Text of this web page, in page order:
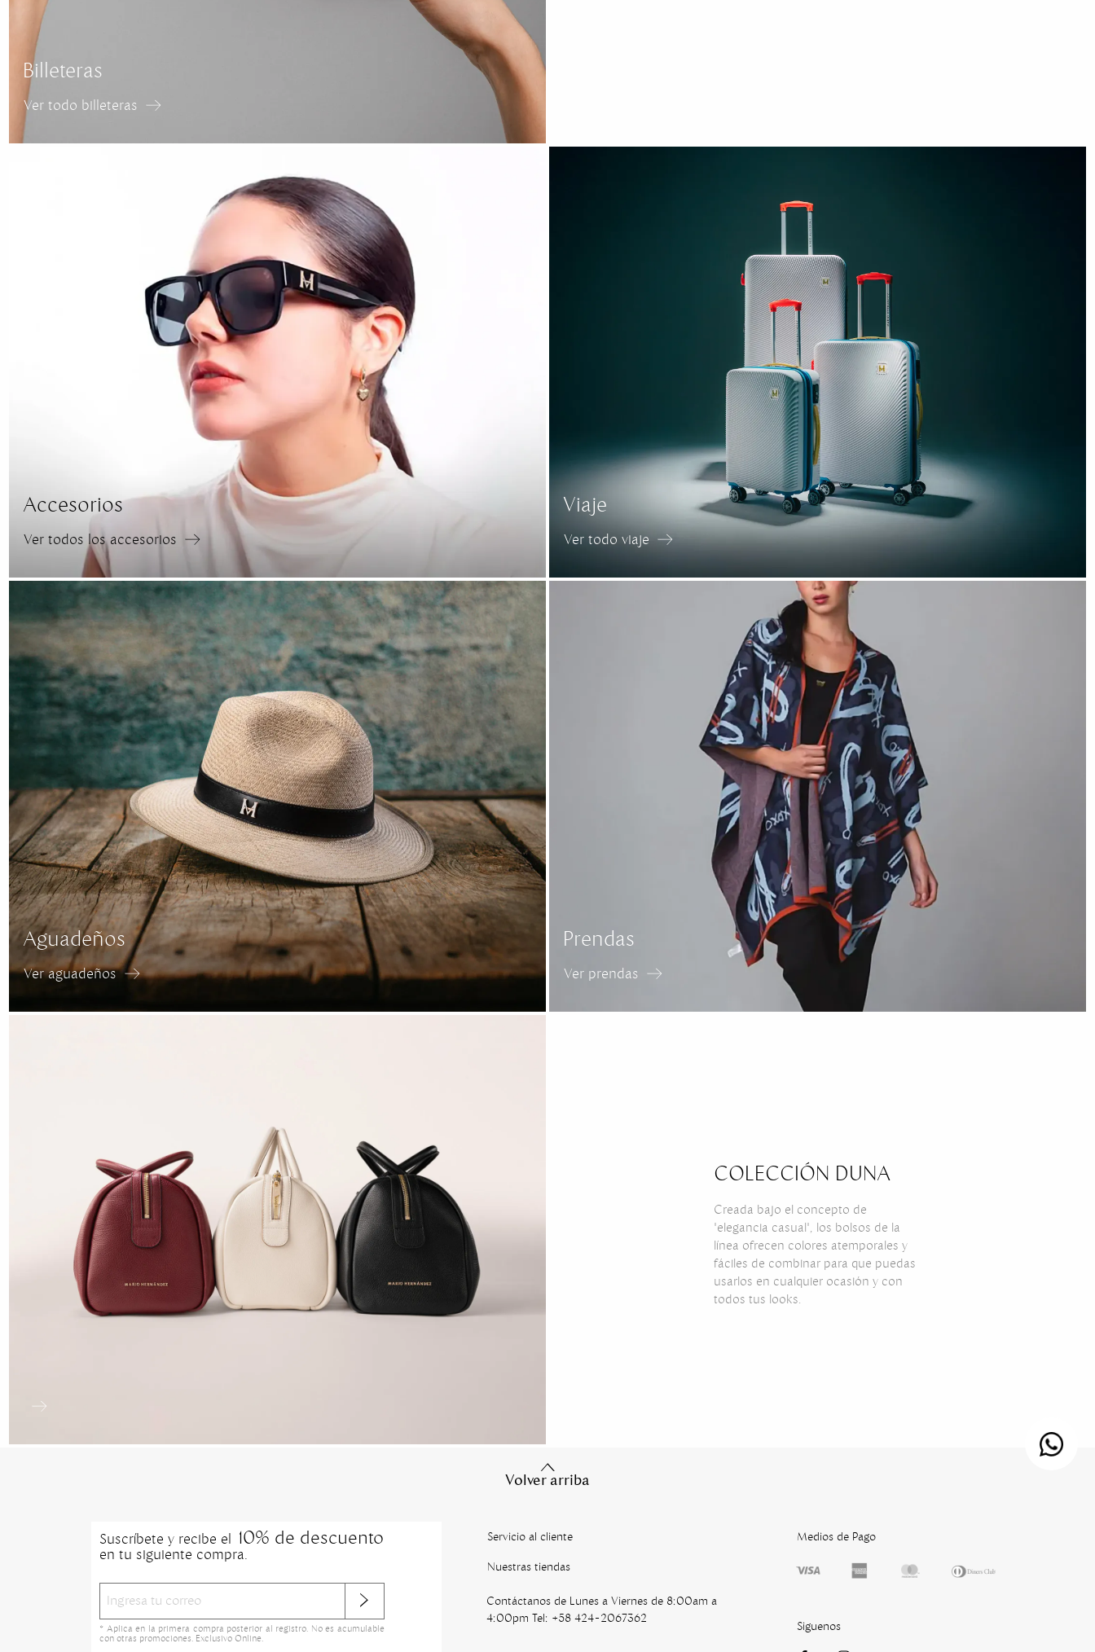
Billeteras
Ver todo billeteras
Accesorios
Ver todos los accesorios
Viaje
Ver todo viaje
Aguadeños
Ver aguadeños
Prendas
Ver prendas
COLECCIÓN DUNA
Creada bajo el concepto de
"elegancia casual", los bolsos de la
línea ofrecen colores atemporales y
fáciles de combinar para que puedas
usarlos en cualquier ocasión y con
todos tus looks.
Volver arriba
Suscríbete y recibe el 10% de descuento
en tu siguiente compra.
* Aplica en la primera compra posterior al registro. No es acumulable
con otras promociones. Exclusivo Online.
Servicio al cliente
Nuestras tiendas
Contáctanos de Lunes a Viernes de 8:00am a
4:00pm Tel: +58 424-2067362
Medios de Pago
Siguenos